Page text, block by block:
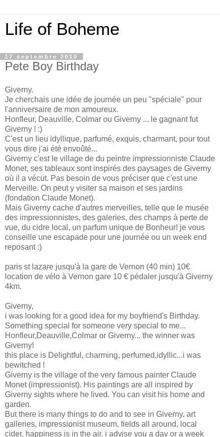
Life of Boheme
17 septembre 2010
Pete Boy Birthday
Giverny.
Je cherchais une idée de journée un peu "spéciale" pour
l'anniversaire de mon amoureux.
Honfleur, Deauville, Colmar ou Giverny ... le gagnant fut
Giverny ! :)
C'est un lieu idyllique, parfumé, exquis, charmant, pour tout
vous dire j'ai été envoûté...
Giverny c'est le village de du peintre impressionniste Claude
Monet, ses tableaux sont inspirés des paysages de Giverny
où il a vécut. Pas besoin de vous préciser que c'est une
Merveille. On peut y visiter sa maison et ses jardins
(fondation Claude Monet).
Mais Giverny cache d'autres merveilles, telle que le musée
des impressionnistes, des galeries, des champs à perte de
vue, du cidre local, un parfum unique de Bonheur! je vous
conseille une escapade pour une journée ou un week end
reposant :)
paris st lazare jusqu'à la gare de Vernon (40 min) 10€
location de vélo à Vernon gare 10 € pédaler jusqu'à Giverny
4km.
Giverny,
i was looking for a good idea for my boyfriend's Birthday.
Something special for someone very special to me...
Honfleur,Deauville,Colmar or Giverny... the winner was
Giverny!
this place is Delightful, charming, perfumed,idyllic...i was
bewitched !
Giverny is the village of the very famous painter Claude
Monet (impressionist). His paintings are all inspired by
Giverny sights where he lived. You can visit his home and
garden.
But there is many things to do and to see in Giverny, art
galleries, impressionist museum, fields all around, local
cider, happiness is in the air. i advise you a day or a week